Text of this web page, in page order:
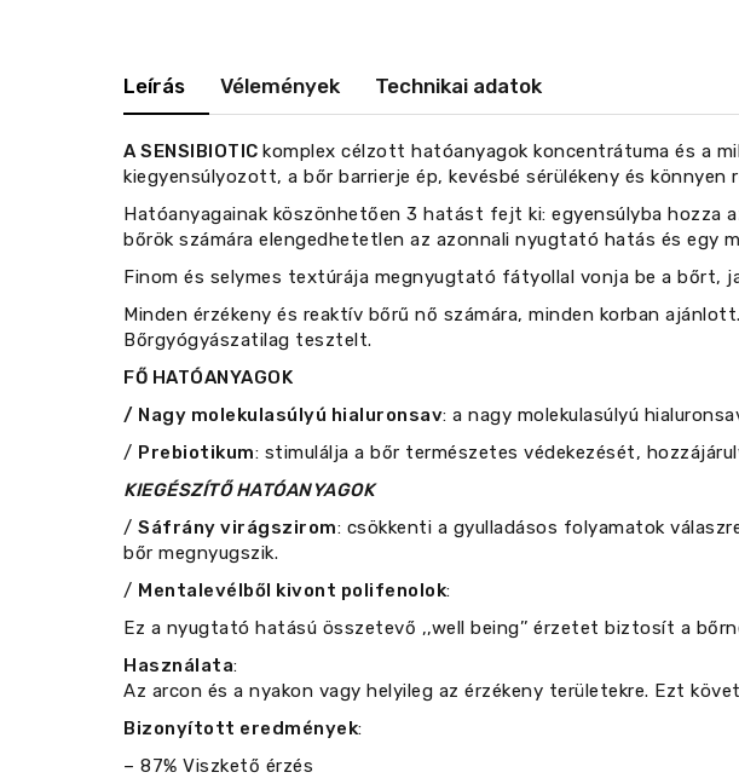
Leírás Vélemények Technikai adatok
A SENSIBIOTIC komplex célzott hatóanyagok koncentrátuma és a
kiegyensúlyozott, a bőr barrierje ép, kevésbé sérülékeny és könnyen
Hatóanyagainak köszönhetően 3 hatást fejt ki: egyensúlyba hozza
bőrök számára elengedhetetlen az azonnali nyugtató hatás és egy
Finom és selymes textúrája megnyugtató fátyollal vonja be a bőrt,
Minden érzékeny és reaktív bőrű nő számára, minden korban ajánlott.
Bőrgyógyászatilag tesztelt.
FŐ HATÓANYAGOK
/ Nagy molekulasúlyú hialuronsav: a nagy molekulasúlyú
/ Prebiotikum: stimulálja a bőr természetes védekezését,
KIEGÉSZÍTŐ HATÓANYAGOK
/ Sáfrány virágszirom: csökkenti a gyulladásos folyamatok
bőr megnyugszik.
/ Mentalevélből kivont polifenolok:
Ez a nyugtató hatású összetevő ,,well being’’ érzetet biztosít a
Használata:
Az arcon és a nyakon vagy helyileg az érzékeny területekre. Ezt
Bizonyított eredmények:
– 87% Viszkető érzés